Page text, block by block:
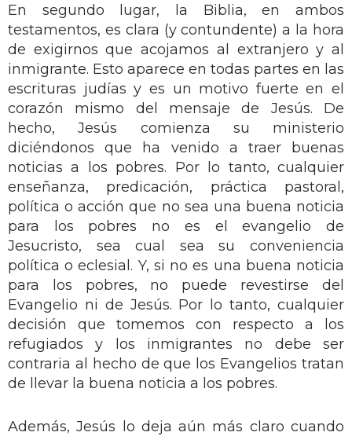
En segundo lugar, la Biblia, en ambos
testamentos, es clara (y contundente) a la hora
de exigirnos que acojamos al extranjero y al
inmigrante. Esto aparece en todas partes en las
escrituras judías y es un motivo fuerte en el
corazón mismo del mensaje de Jesús. De
hecho, Jesús comienza su ministerio
diciéndonos que ha venido a traer buenas
noticias a los pobres. Por lo tanto, cualquier
enseñanza, predicación, práctica pastoral,
política o acción que no sea una buena noticia
para los pobres no es el evangelio de
Jesucristo, sea cual sea su conveniencia
política o eclesial. Y, si no es una buena noticia
para los pobres, no puede revestirse del
Evangelio ni de Jesús. Por lo tanto, cualquier
decisión que tomemos con respecto a los
refugiados y los inmigrantes no debe ser
contraria al hecho de que los Evangelios tratan
de llevar la buena noticia a los pobres.
Además, Jesús lo deja aún más claro cuando